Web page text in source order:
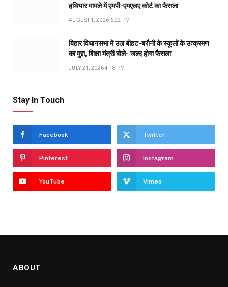
हथियार मामले में एमपी-एमएलए कोर्ट का फैसला
AUGUST 1, 2026 6:22 PM
बिहार विधानसभा में उठा बीहट-बरौनी के स्कूलों के उत्क्रमण
का मुद्दा, शिक्षा मंत्री बोले- जल्द होगा फैसला
JULY 21, 2026 4:18 PM
Stay In Touch
Facebook Twitter
Pinterest Instagram
YouTube Vimeo
ABOUT